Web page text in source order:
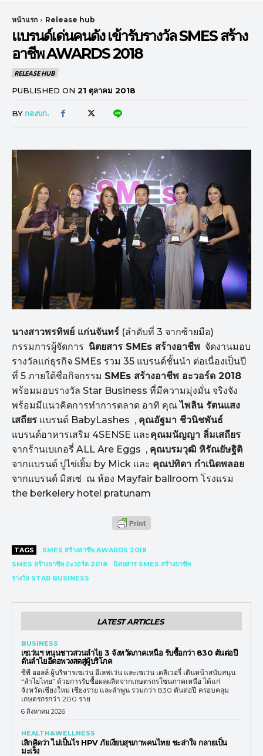
หน้าแรก Release hub
แบรนด์เด่นคนดัง เข้ารับรางวัล SMES สร้าง
อาชีพ AWARDS 2018
RELEASE HUB
PUBLISHED ON 21 ตุลาคม 2018
BY กองบก.
นางสาวพรทิพย์ แก่นจันทร์ (ลำดับที่ 3 จากซ้ายมือ)
กรรมการผู้จัดการ นิตยสาร SMEs สร้างอาชีพ จัดงานมอบ
รางวัลแก่ธุรกิจ SMEs รวม 35 แบรนด์ชั้นนำ ต่อเนื่องเป็นปี
ที่ 5 ภายใต้ชื่อกิจกรรม SMEs สร้างอาชีพ อะวอร์ด 2018
พร้อมมอบรางวัล Star Business ที่มีความมุ่งมั่น จริงจัง
พร้อมมีแนวคิดการทำการตลาด อาทิ คุณไพลิน รัตนแสง
เสถียร แบรนด์ BabyLashes , คุณอัฐมา ชีวนิชพันธ์
แบรนด์อาหารเสริม 4SENSE และคุณมนัญญา ลิ่มเสถียร
จากร้านเบเกอรี่ ALL Are Eggs , คุณบรมวุฒิ หิรัณยัษฐิติ
จากแบรนด์ ปูไข่เยิ้ม by Mick และ คุณปทิดา กำเนิดพลอย
จากแบรนด์ มิสเซ่ ณ ห้อง Mayfair ballroom โรงแรม
the berkelery hotel pratunam
TAGS
SMES สร้างอาชีพ AWARDS 2018
SMES สร้างอาชีพ อะวอร์ด 2018
นิตยสาร SMES สร้างอาชีพ
รางวัล STAR BUSINESS
LATEST ARTICLES
BUSINESS
เซเว่นฯ หนุนชาวสวนลำไย 3 จังหวัดภาคเหนือ รับซื้อกว่า 830 ตันต่อปี
ดันลำไยอีดอพวงสดสู่ผู้บริโภค
ซีพี ออลล์ ผู้บริหารเซเว่น อีเลฟเว่น และเซเว่น เดลิเวอรี่ เดินหน้าสนับสนุน
“ลำไยไทย” ด้วยการรับซื้อผลผลิตจากเกษตรกรโซนภาคเหนือ ได้แก่
จังหวัดเชียงใหม่ เชียงราย และลำพูน รวมกว่า 830 ตันต่อปี ครอบคลุม
เกษตรกรกว่า 200 ราย
6 สิงหาคม 2026
HEALTH&WELLNESS
เลิกคิดว่า ไม่เป็นไร HPV ภัยเงียบสุขภาพคนไทย ชะล่าใจ กลายเป็น
มะเร็ง